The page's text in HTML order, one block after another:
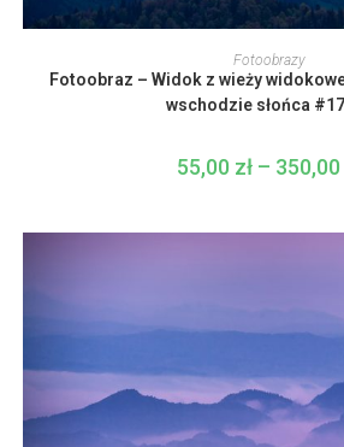
WYBIERZ OPCJE
produkt
ma
wiele
wybrać
na
Fotoobrazy
Fotoobraz – Widok z wieży
wschodzie słońca
55,00 zł – 350,00